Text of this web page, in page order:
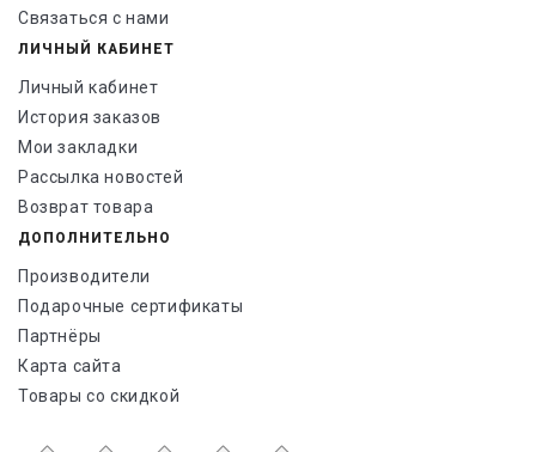
Связаться с нами
ЛИЧНЫЙ КАБИНЕТ
Личный кабинет
История заказов
Мои закладки
Рассылка новостей
Возврат товара
ДОПОЛНИТЕЛЬНО
Производители
Подарочные сертификаты
Партнёры
Карта сайта
Товары со скидкой